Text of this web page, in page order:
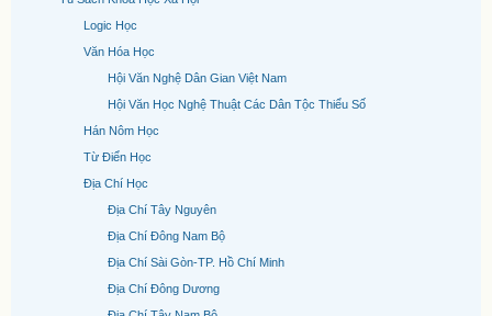
Logic Học
Văn Hóa Học
Hội Văn Nghệ Dân Gian Việt Nam
Hội Văn Học Nghệ Thuật Các Dân Tộc Thiểu Số
Hán Nôm Học
Từ Điển Học
Địa Chí Học
Địa Chí Tây Nguyên
Địa Chí Đông Nam Bộ
Địa Chí Sài Gòn-TP. Hồ Chí Minh
Địa Chí Đông Dương